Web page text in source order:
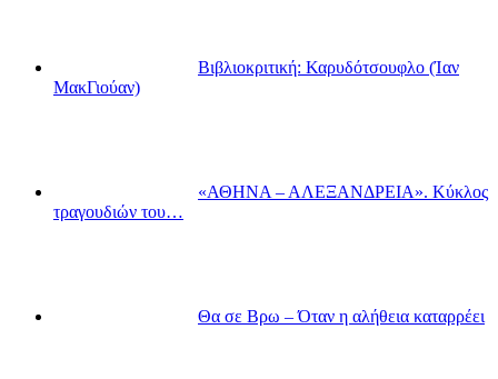
Βιβλιοκριτική: Καρυδότσουφλο (Ίαν
ΜακΓιούαν)
«ΑΘΗΝΑ – ΑΛΕΞΑΝΔΡΕΙΑ». Κύκλος
τραγουδιών του…
Θα σε Βρω – Όταν η αλήθεια καταρρέει